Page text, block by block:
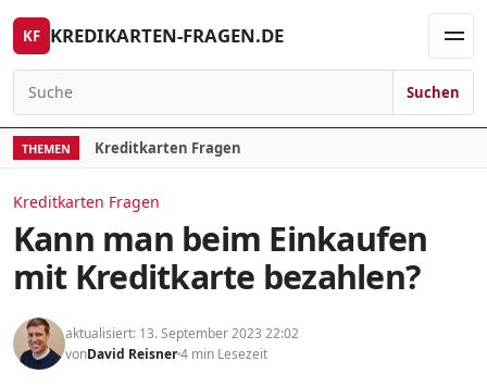
Skip to content
KF KREDIKARTEN-FRAGEN.DE
Search for:
Suchen
THEMEN Kreditkarten Fragen
Kreditkarten Fragen
Kann man beim Einkaufen
mit Kreditkarte bezahlen?
aktualisiert: 13. September 2023 22:02
vonDavid Reisner4 min Lesezeit